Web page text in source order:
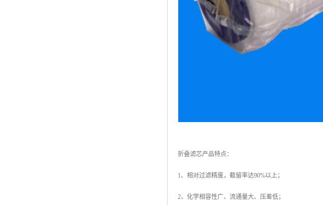
折叠滤芯产品特点：
1、相对过滤精度，截留率达90%以上；
2、化学相容性广、流通量大、压差低；